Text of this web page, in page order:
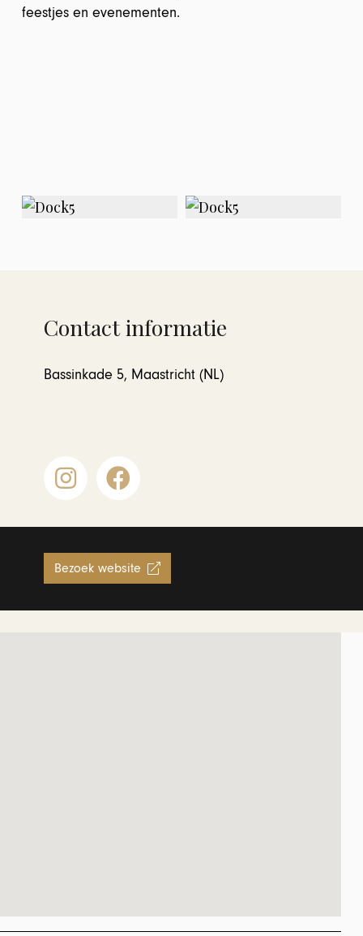
feestjes en evenementen.
Contact informatie
Bassinkade 5, Maastricht (NL)
Bezoek website